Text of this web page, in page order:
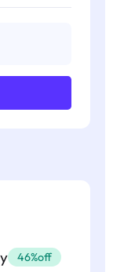
46%off